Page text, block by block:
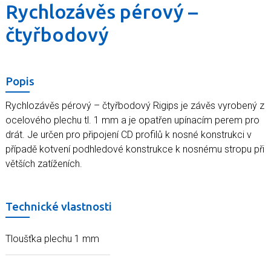
Rychlozávěs pérový –
čtyřbodový
Popis
Rychlozávěs pérový – čtyřbodový Rigips je závěs vyrobený z
ocelového plechu tl. 1 mm a je opatřen upínacím perem pro
drát. Je určen pro připojení CD profilů k nosné konstrukci v
případě kotvení podhledové konstrukce k nosnému stropu při
větších zatíženích.
Technické vlastnosti
Tloušťka plechu 1 mm